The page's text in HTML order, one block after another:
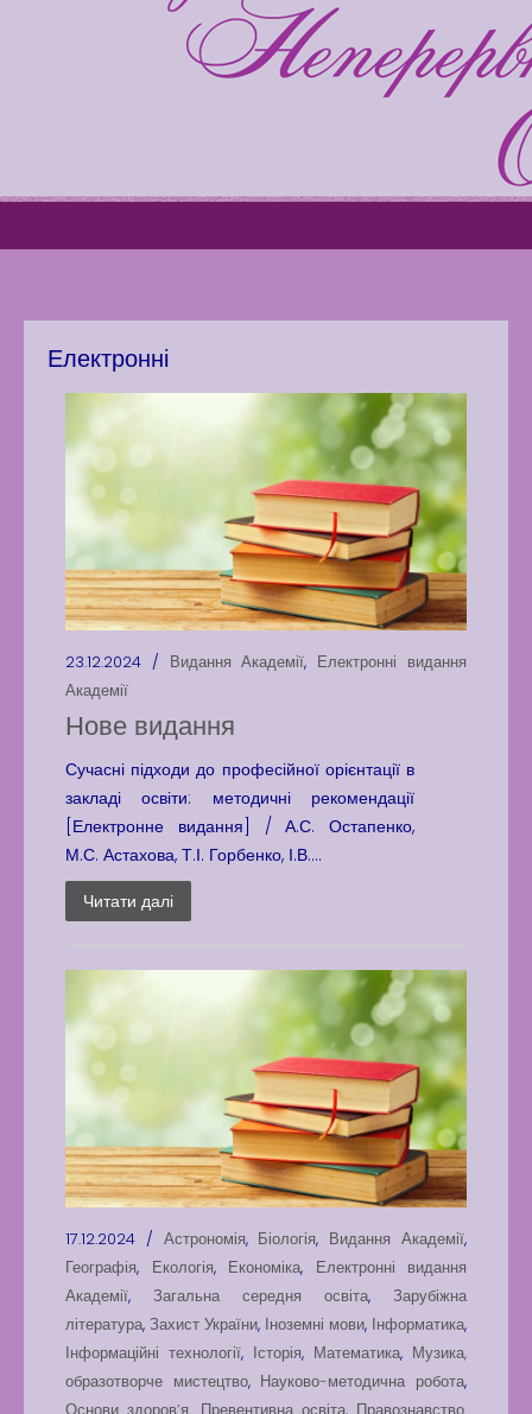
Latter match class
Swimming Lessons at New
Pool
Kiddie
Електронні
23.12.2024 / Видання Академії, Електронні видання
Академії
Нове видання
Сучасні підходи до професійної орієнтації в
закладі освіти: методичні рекомендації
[Електронне видання] / А.С. Остапенко,
М.С. Астахова, Т.І. Горбенко, І.В....
Читати далі
17.12.2024 / Астрономія, Біологія, Видання Академії,
Географія, Екологія, Економіка, Електронні видання
Академії, Загальна середня освіта, Зарубіжна
література, Захист України, Іноземні мови, Інформатика,
Інформаційні технології, Історія, Математика, Музика,
образотворче мистецтво, Науково-методична робота,